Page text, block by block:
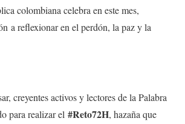
colombiana celebra en este mes,
a reflexionar en el perdón, la paz y la
creyentes activos y lectores de la Palabra
para realizar el #Reto72H, hazaña que